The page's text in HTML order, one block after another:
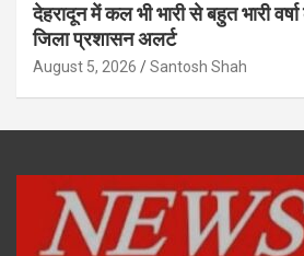
देहरादून में कल भी भारी से बहुत भारी
जिला प्रशासन अलर्ट
August 5, 2026 Santosh Shah